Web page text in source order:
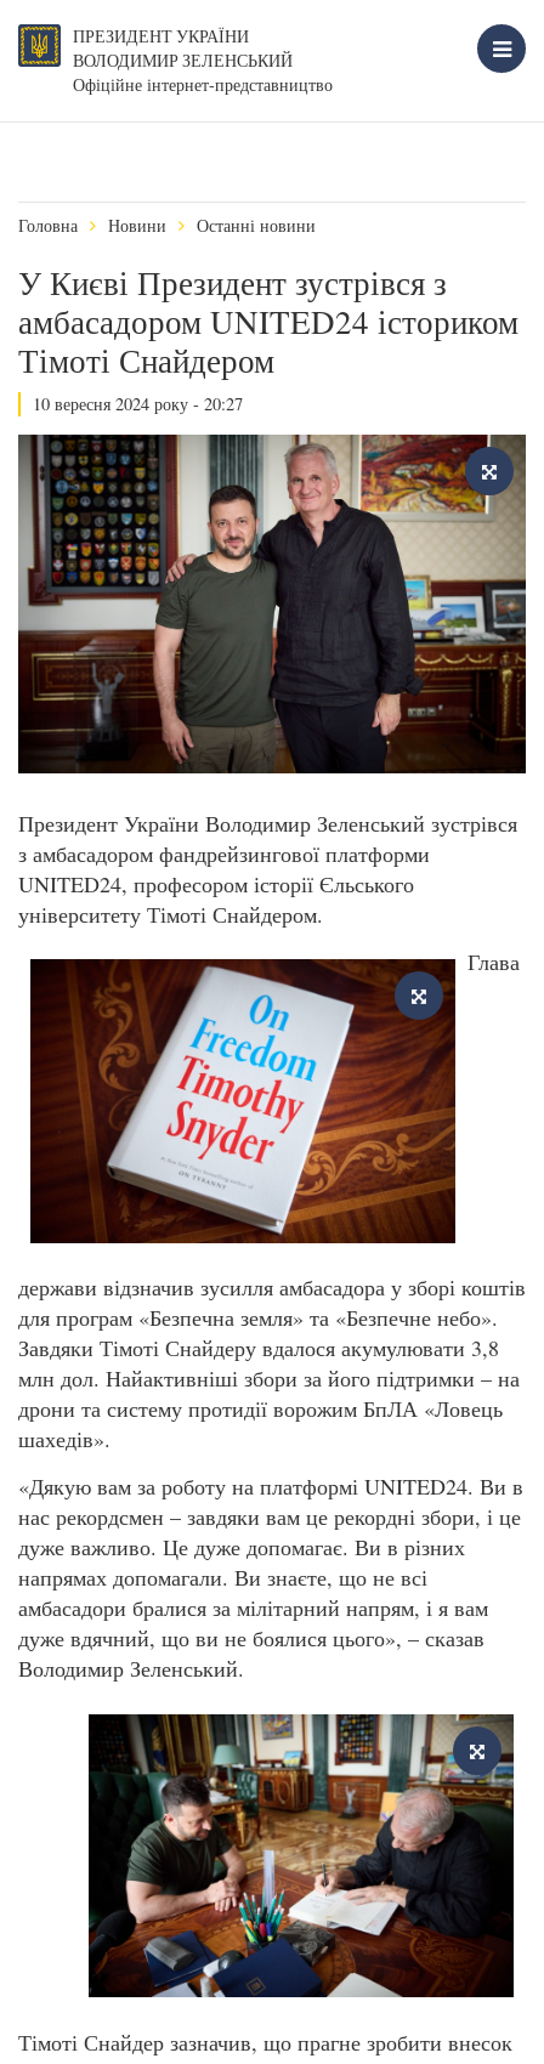
ПРЕЗИДЕНТ УКРАЇНИ
ВОЛОДИМИР ЗЕЛЕНСЬКИЙ
Офіційне інтернет-представництво
Головна Новини Останні новини
У Києві Президент зустрівся з
амбасадором UNITED24 істориком
Тімоті Снайдером
10 вересня 2024 року - 20:27
Президент України Володимир Зеленський зустрівся
з амбасадором фандрейзингової платформи
UNITED24, професором історії Єльського
університету Тімоті Снайдером.
Глава
держави відзначив зусилля амбасадора у зборі коштів
для програм «Безпечна земля» та «Безпечне небо».
Завдяки Тімоті Снайдеру вдалося акумулювати 3,8
млн дол. Найактивніші збори за його підтримки – на
дрони та систему протидії ворожим БпЛА «Ловець
шахедів».
«Дякую вам за роботу на платформі UNITED24. Ви в
нас рекордсмен – завдяки вам це рекордні збори, і це
дуже важливо. Це дуже допомагає. Ви в різних
напрямах допомагали. Ви знаєте, що не всі
амбасадори бралися за мілітарний напрям, і я вам
дуже вдячний, що ви не боялися цього», – сказав
Володимир Зеленський.
Тімоті Снайдер зазначив, що прагне зробити внесок